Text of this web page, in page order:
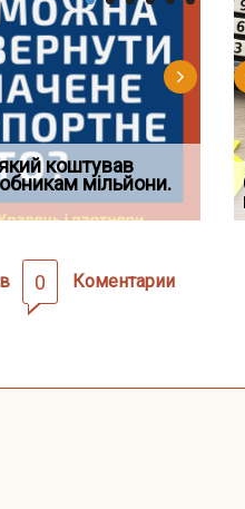
для
шкоди
пер
коштував
мільйони.
ФОП печатка у
році: правила засто
0 Коментарии